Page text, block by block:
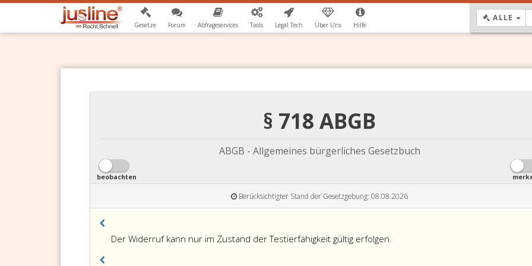
Gesetze Forum Abfrageservices Tools Legal.Tech Über Uns Hilfe
ALLE
§ 718 ABGB
ABGB - Allgemeines bürgerliches Gesetzbuch
beobachten
Berücksichtigter Stand der Gesetzgebung: 08.08.2026
Paragraph
Der Widerruf kann nur im Zustand der Testierfähigkeit gültig erfolgen.